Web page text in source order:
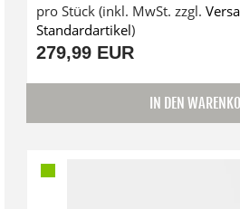
pro Stück (inkl. MwSt. zzgl.
Standardartikel)
279,99 EUR
IN DEN